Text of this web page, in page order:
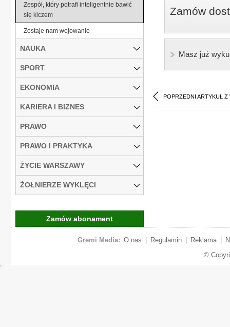
Zamów
Masz już
POPRZEDNI ARTYKUŁ Z
Zespół, który potrafi inteligentnie bawić
się kiczem
Zostaje nam wojowanie
NAUKA
SPORT
EKONOMIA
KARIERA I BIZNES
PRAWO
PRAWO I PRAKTYKA
ŻYCIE WARSZAWY
ŻOŁNIERZE WYKLĘCI
Zamów abonament
Gremi Media: O nas Regulamin Reklama
©